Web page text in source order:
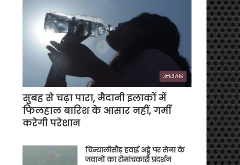
उत्तराखंड
सुबह से चढ़ा पारा, मैदानी इलाकों में
फिलहाल बारिश के आसार नहीं, गर्मी
करेगी परेशान
चिन्यालीसौड़ हवाई अड्डे पर सेना के
जवानों का रोमांचकारी प्रदर्शन